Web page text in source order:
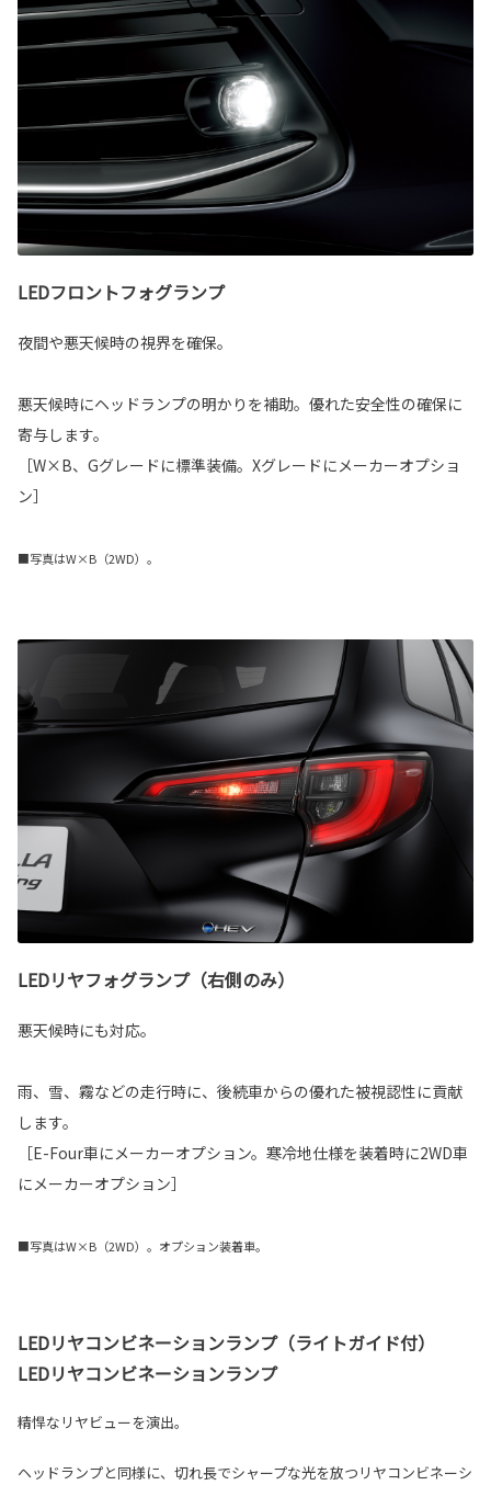
LEDフロントフォグランプ
夜間や悪天候時の視界を確保。
悪天候時にヘッドランプの明かりを補助。優れた安全性の確保に
寄与します。
［W×B、Gグレードに標準装備。Xグレードにメーカーオプショ
ン］
■写真はW×B（2WD）。
LEDリヤフォグランプ（右側のみ）
悪天候時にも対応。
雨、雪、霧などの走行時に、後続車からの優れた被視認性に貢献
します。
［E-Four車にメーカーオプション。寒冷地仕様を装着時に2WD車
にメーカーオプション］
■写真はW×B（2WD）。オプション装着車。
LEDリヤコンビネーションランプ（ライトガイド付）
LEDリヤコンビネーションランプ
精悍なリヤビューを演出。
ヘッドランプと同様に、切れ長でシャープな光を放つリヤコンビネーシ